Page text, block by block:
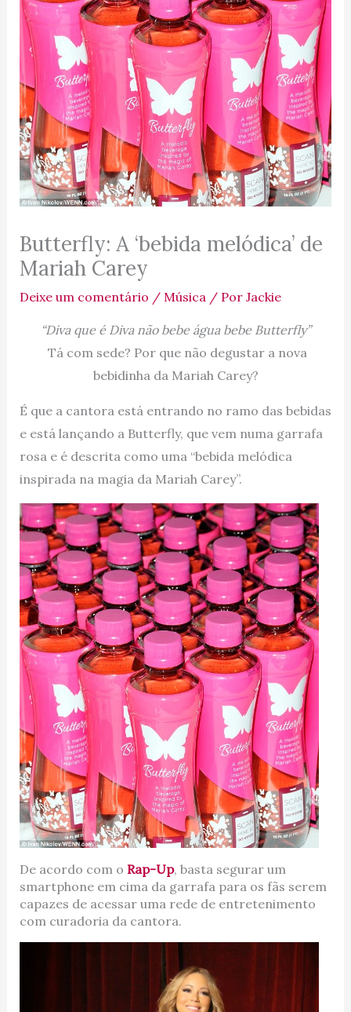
Butterfly: A ‘bebida melódica’ de
Mariah Carey
Deixe um comentário / Música / Por Jackie
“Diva que é Diva não bebe água bebe Butterfly”
Tá com sede? Por que não degustar a nova
bebidinha da Mariah Carey?
É que a cantora está entrando no ramo das bebidas
e está lançando a Butterfly, que vem numa garrafa
rosa e é descrita como uma “bebida melódica
inspirada na magia da Mariah Carey”.
De acordo com o Rap-Up, basta segurar um
smartphone em cima da garrafa para os fãs serem
capazes de acessar uma rede de entretenimento
com curadoria da cantora.